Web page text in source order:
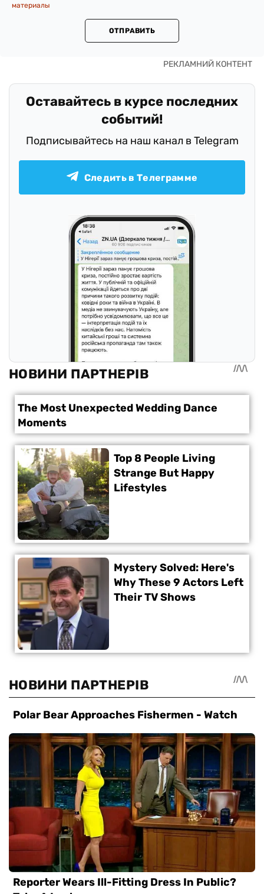
материалы
ОТПРАВИТЬ
Оставайтесь в курсе последних
событий!
Подписывайтесь на наш канал в Telegram
Следить в Телеграмме